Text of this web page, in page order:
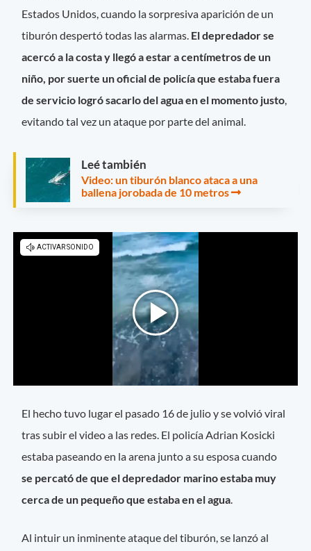
Estados Unidos, cuando la sorpresiva aparición de un
tiburón despertó todas las alarmas. El depredador se
acercó a la costa y llegó a estar a centímetros de un
niño, por suerte un oficial de policía que estaba fuera
de servicio logró sacarlo del agua en el momento justo
evitando tal vez un ataque por parte del animal.
Leé también
Video: un tiburón blanco ataca a una
ballena jorobada de 10 metros
El hecho tuvo lugar el pasado 16 de julio y se volvió viral
tras subir el video a las redes. El policía Adrian Kosicki
estaba paseando en la arena junto a su esposa cuando
se percató de que el depredador marino estaba muy
cerca de un pequeño que estaba en el agua
Al intuir un inminente ataque del tiburón, se lanzó al